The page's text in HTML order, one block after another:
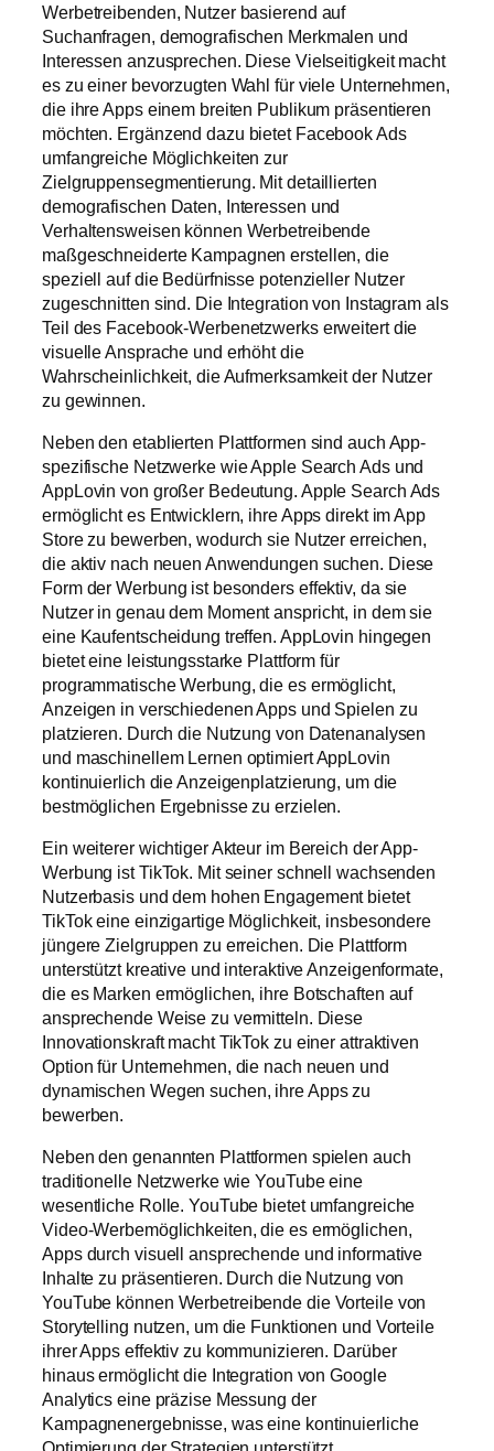
Werbetreibenden, Nutzer basierend auf
Suchanfragen, demografischen Merkmalen und
Interessen anzusprechen. Diese Vielseitigkeit macht
es zu einer bevorzugten Wahl für viele Unternehmen,
die ihre Apps einem breiten Publikum präsentieren
möchten. Ergänzend dazu bietet Facebook Ads
umfangreiche Möglichkeiten zur
Zielgruppensegmentierung. Mit detaillierten
demografischen Daten, Interessen und
Verhaltensweisen können Werbetreibende
maßgeschneiderte Kampagnen erstellen, die
speziell auf die Bedürfnisse potenzieller Nutzer
zugeschnitten sind. Die Integration von Instagram als
Teil des Facebook-Werbenetzwerks erweitert die
visuelle Ansprache und erhöht die
Wahrscheinlichkeit, die Aufmerksamkeit der Nutzer
zu gewinnen.
Neben den etablierten Plattformen sind auch App-
spezifische Netzwerke wie Apple Search Ads und
AppLovin von großer Bedeutung. Apple Search Ads
ermöglicht es Entwicklern, ihre Apps direkt im App
Store zu bewerben, wodurch sie Nutzer erreichen,
die aktiv nach neuen Anwendungen suchen. Diese
Form der Werbung ist besonders effektiv, da sie
Nutzer in genau dem Moment anspricht, in dem sie
eine Kaufentscheidung treffen. AppLovin hingegen
bietet eine leistungsstarke Plattform für
programmatische Werbung, die es ermöglicht,
Anzeigen in verschiedenen Apps und Spielen zu
platzieren. Durch die Nutzung von Datenanalysen
und maschinellem Lernen optimiert AppLovin
kontinuierlich die Anzeigenplatzierung, um die
bestmöglichen Ergebnisse zu erzielen.
Ein weiterer wichtiger Akteur im Bereich der App-
Werbung ist TikTok. Mit seiner schnell wachsenden
Nutzerbasis und dem hohen Engagement bietet
TikTok eine einzigartige Möglichkeit, insbesondere
jüngere Zielgruppen zu erreichen. Die Plattform
unterstützt kreative und interaktive Anzeigenformate,
die es Marken ermöglichen, ihre Botschaften auf
ansprechende Weise zu vermitteln. Diese
Innovationskraft macht TikTok zu einer attraktiven
Option für Unternehmen, die nach neuen und
dynamischen Wegen suchen, ihre Apps zu
bewerben.
Neben den genannten Plattformen spielen auch
traditionelle Netzwerke wie YouTube eine
wesentliche Rolle. YouTube bietet umfangreiche
Video-Werbemöglichkeiten, die es ermöglichen,
Apps durch visuell ansprechende und informative
Inhalte zu präsentieren. Durch die Nutzung von
YouTube können Werbetreibende die Vorteile von
Storytelling nutzen, um die Funktionen und Vorteile
ihrer Apps effektiv zu kommunizieren. Darüber
hinaus ermöglicht die Integration von Google
Analytics eine präzise Messung der
Kampagnenergebnisse, was eine kontinuierliche